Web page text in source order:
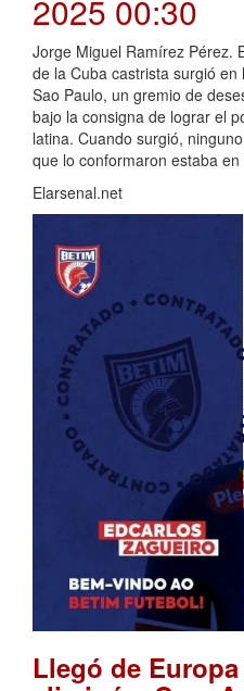
2025 00:30
Jorge Miguel Ramírez Pérez.
de la Cuba castrista surgió
Sao Paulo, un gremio de
bajo la consigna de lograr el
latina. Cuando surgió,
que lo conformaron estaba
Elarsenal.net
Llegó de